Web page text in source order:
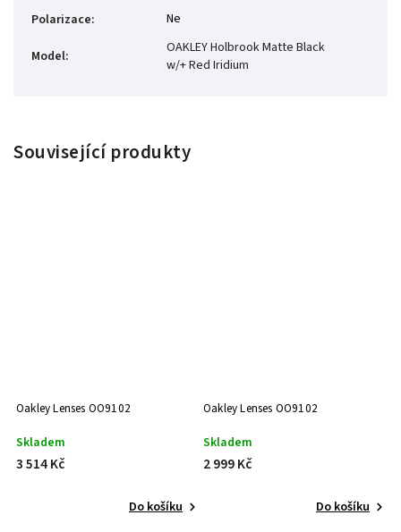
Polarizace: Ne
Model:
OAKLEY Holbrook Matte Black
w/+ Red Iridium
Související produkty
Oakley Lenses OO9102
Skladem
3 514 Kč
Do košíku
Oakley Lenses OO9102
Skladem
2 999 Kč
Do košíku